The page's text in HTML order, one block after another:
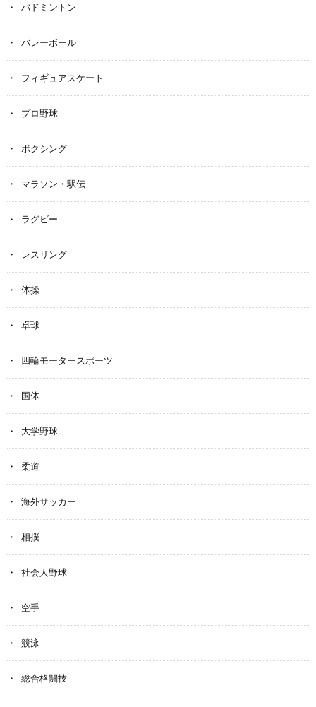
バドミントン
バレーボール
フィギュアスケート
プロ野球
ボクシング
マラソン・駅伝
ラグビー
レスリング
体操
卓球
四輪モータースポーツ
国体
大学野球
柔道
海外サッカー
相撲
社会人野球
空手
競泳
総合格闘技